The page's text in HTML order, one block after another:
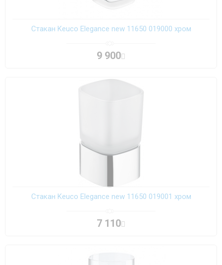
Стакан Keuco Elegance new 11650 019000 хром
9 900
Стакан Keuco Elegance new 11650 019001 хром
7 110